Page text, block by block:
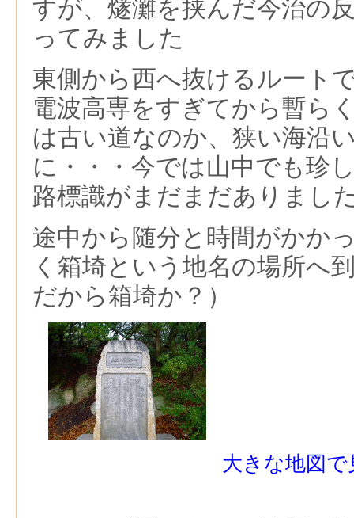
すが、燧灘を挟んだ今治の
ってみました
東側から西へ抜けるルート
電波高専をすぎてから暫ら
は古い道なのか、狭い海沿
に・・・今では山中でも珍
路標識がまだまだありまし
途中から随分と時間がかか
く箱埼という地名の場所へ
だから箱埼か？）
大きな地図で